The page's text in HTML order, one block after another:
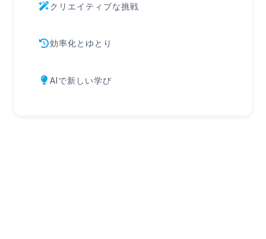
クリエイティブな挑戦
効率化とゆとり
AIで新しい学び